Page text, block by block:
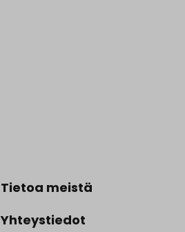
Tietoa meistä
Yhteystiedot